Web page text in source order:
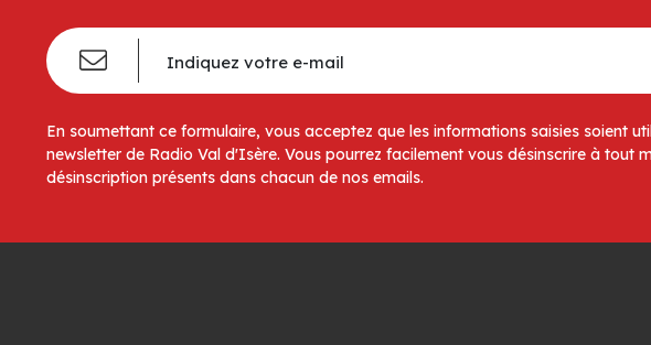
En soumettant ce formulaire, vous acceptez que les informations saisies soient
newsletter de Radio Val d'Isère. Vous pourrez facilement vous désinscrire à tout
désinscription présents dans chacun de nos emails.